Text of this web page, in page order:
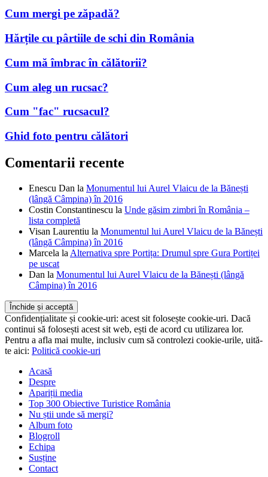
Cum mergi pe zăpadă?
Hărțile cu pârtiile de schi din România
Cum mă îmbrac în călătorii?
Cum aleg un rucsac?
Cum "fac" rucsacul?
Ghid foto pentru călători
Comentarii recente
Enescu Dan la Monumentul lui Aurel Vlaicu de la Bănești
(lângă Câmpina) în 2016
Costin Constantinescu la Unde găsim zimbri în România –
lista completă
Visan Laurentiu la Monumentul lui Aurel Vlaicu de la Bănești
(lângă Câmpina) în 2016
Marcela la Alternativa spre Portița: Drumul spre Gura Portiței
pe uscat
Dan la Monumentul lui Aurel Vlaicu de la Bănești (lângă
Câmpina) în 2016
Confidențialitate și cookie-uri: acest sit folosește cookie-uri. Dacă
continui să folosești acest sit web, ești de acord cu utilizarea lor.
Pentru a afla mai multe, inclusiv cum să controlezi cookie-urile, uită-
te aici: Politică cookie-uri
Acasă
Despre
Apariții media
Top 300 Obiective Turistice România
Nu știi unde să mergi?
Album foto
Blogroll
Echipa
Susține
Contact